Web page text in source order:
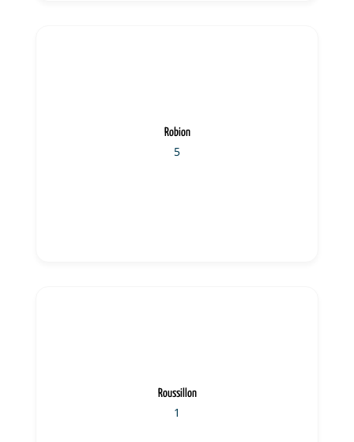
Robion
5
Roussillon
1